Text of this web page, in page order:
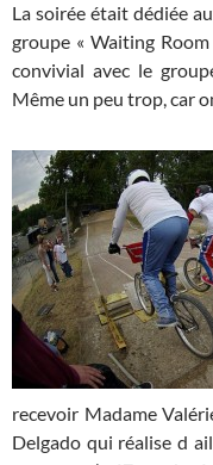
La soirée était dédiée
groupe « Waiting
convivial avec le
Même un peu trop, car
recevoir Madame
Delgado qui réalise d